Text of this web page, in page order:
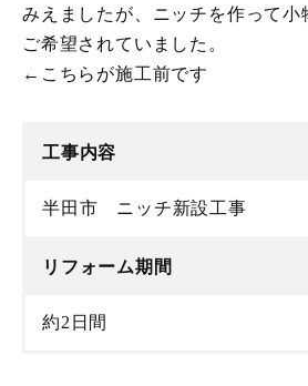
みえましたが、ニッチを作って小
ご希望されていました。
←こちらが施工前です
工事内容
半田市 ニッチ新設工事
リフォーム期間
約2日間